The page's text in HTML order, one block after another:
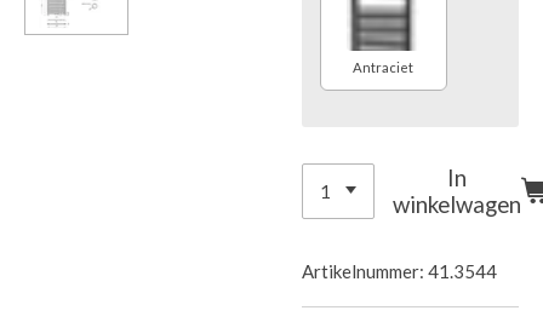
Antraciet
In
winkelwagen
Artikelnummer: 41.3544